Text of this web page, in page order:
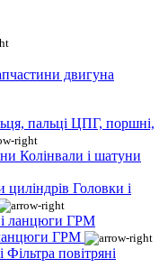
двигуна
ЦПГ, поршні,
Колінвали і шатуни
Головки і
ланцюги ГРМ
Фільтра повітряні